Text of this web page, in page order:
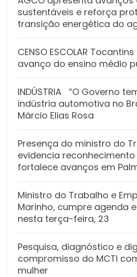
sustentáveis e reforça
transição energética do
CENSO ESCOLAR
avanço do ensino médio
INDÚSTRIA “O Governo
indústria automotiva no
Márcio Elias Rosa
Presença do ministro do
evidencia
fortalece avanços em
Ministro do Trabalho e
Marinho, cumpre agenda
nesta terça-feira, 23
Pesquisa, diagnóstico e
compromisso do MCTI
mulher